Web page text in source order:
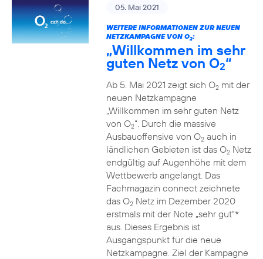
05. Mai 2021
WEITERE INFORMATIONEN ZUR NEUEN
NETZKAMPAGNE VON O2:
„Willkommen im sehr
guten Netz von O2“
Ab 5. Mai 2021 zeigt sich O2mit der
neuen Netzkampagne
„Willkommen im sehr guten Netz
von O2“. Durch die massive
Ausbauoffensive von O2auch in
ländlichen Gebieten ist das O2Netz
endgültig auf Augenhöhe mit dem
Wettbewerb angelangt. Das
Fachmagazin connect zeichnete
das O2Netz im Dezember 2020
erstmals mit der Note „sehr gut“*
aus. Dieses Ergebnis ist
Ausgangspunkt für die neue
Netzkampagne. Ziel der Kampagne